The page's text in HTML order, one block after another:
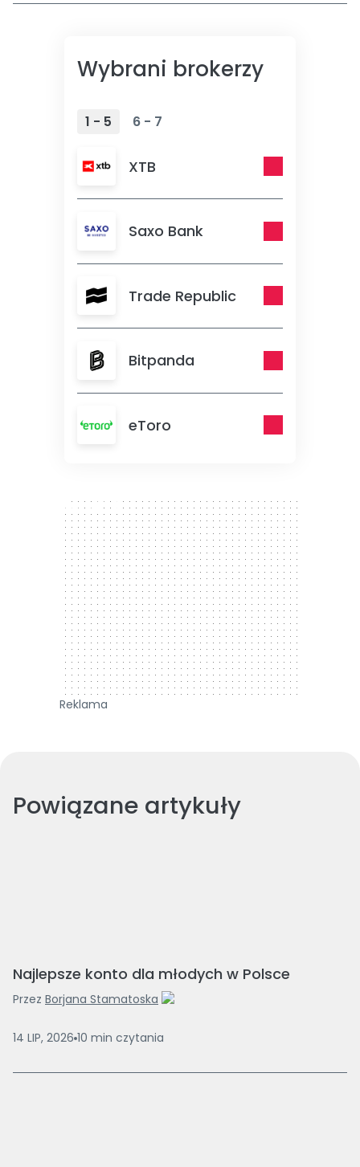
Wybrani brokerzy
1 - 5 6 - 7
XTB
Saxo Bank
Trade Republic
Bitpanda
eToro
300 x 250
Reklama
Powiązane artykuły
Najlepsze konto dla młodych w Polsce
Przez Borjana Stamatoska
14 LIP, 2026 10 min czytania